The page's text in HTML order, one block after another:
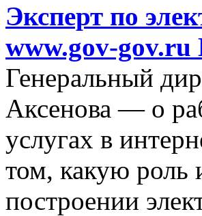
Эксперт по
www.gov-gov.ru
Генеральный
Аксенова — о
услугах в
том, какую роль
построении